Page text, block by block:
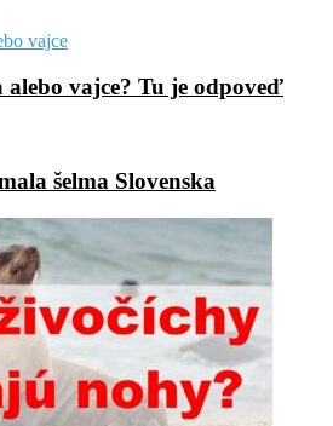
alebo vajce? Tu je odpoveď
šelma Slovenska